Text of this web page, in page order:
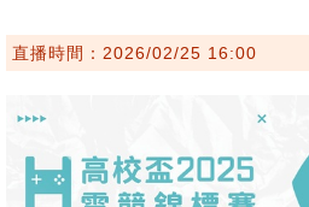
直播時間：2026/02/25 16:00